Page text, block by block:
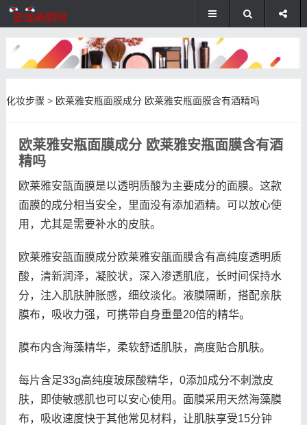
化妆步骤 > 欧莱雅安瓶面膜成分 欧莱雅安瓶面膜含有酒精吗
欧莱雅安瓶面膜成分 欧莱雅安瓶面膜含有酒
精吗
欧莱雅安瓿面膜是以透明质酸为主要成分的面膜。这款
面膜的成分相当安全，里面没有添加酒精。可以放心使
用，尤其是需要补水的皮肤。
欧莱雅安瓿面膜成分欧莱雅安瓿面膜含有高纯度透明质
酸，清新润泽，凝胶状，深入渗透肌底，长时间保持水
分，注入肌肤肿胀感，细纹淡化。液膜隔断，搭配亲肤
膜布，吸收力强，可携带自身重量20倍的精华。
膜布内含海藻精华，柔软舒适肌肤，高度贴合肌肤。
每片含足33g高纯度玻尿酸精华，0添加成分不刺激皮
肤，即使敏感肌也可以安心使用。面膜采用天然海藻膜
布，吸收速度快于其他常见材料，让肌肤享受15分钟